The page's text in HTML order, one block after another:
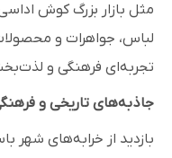
مثل بازار بزرگ کوش
لباس، جواهرات و
تجربه‌ای فرهنگی و
جاذبه‌های تاریخی و
بازدید از خرابه‌های شهر